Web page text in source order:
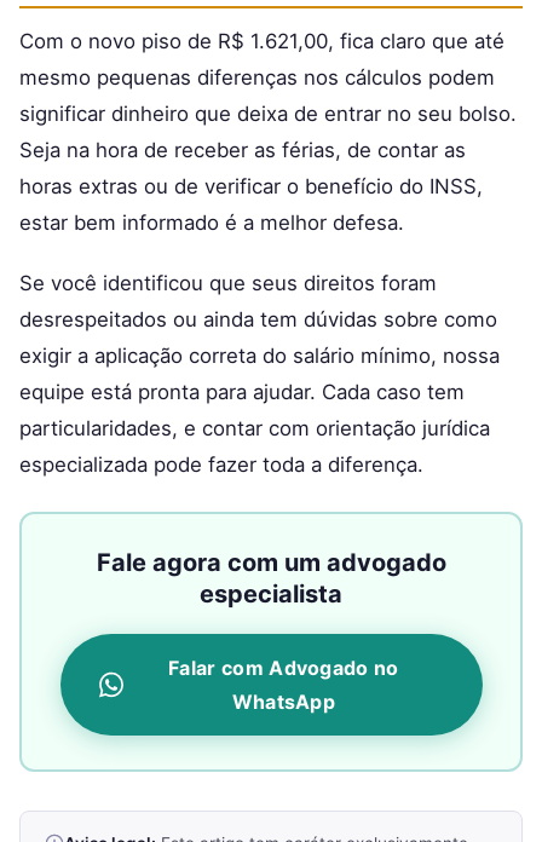
Com o novo piso de R$ 1.621,00, fica claro que até
mesmo pequenas diferenças nos cálculos podem
significar dinheiro que deixa de entrar no seu bolso.
Seja na hora de receber as férias, de contar as
horas extras ou de verificar o benefício do INSS,
estar bem informado é a melhor defesa.
Se você identificou que seus direitos foram
desrespeitados ou ainda tem dúvidas sobre como
exigir a aplicação correta do salário mínimo, nossa
equipe está pronta para ajudar. Cada caso tem
particularidades, e contar com orientação jurídica
especializada pode fazer toda a diferença.
Fale agora com um advogado
especialista
Falar com Advogado no
WhatsApp